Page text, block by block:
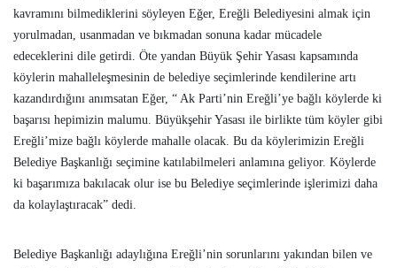
kavramını bilmediklerini söyleyen Eğer, Ereğli Belediyesini almak için
yorulmadan, usanmadan ve bıkmadan sonuna kadar mücadele
edeceklerini dile getirdi. Öte yandan Büyük Şehir Yasası kapsamında
köylerin mahalleleşmesinin de belediye seçimlerinde kendilerine artı
kazandırdığını anımsatan Eğer, “ Ak Parti’nin Ereğli’ye bağlı köylerde ki
başarısı hepimizin malumu. Büyükşehir Yasası ile birlikte tüm köyler gibi
Ereğli’mize bağlı köylerde mahalle olacak. Bu da köylerimizin Ereğli
Belediye Başkanlığı seçimine katılabilmeleri anlamına geliyor. Köylerde
ki başarımıza bakılacak olur ise bu Belediye seçimlerinde işlerimizi daha
da kolaylaştıracak” dedi.
Belediye Başkanlığı adaylığına Ereğli’nin sorunlarını yakından bilen ve